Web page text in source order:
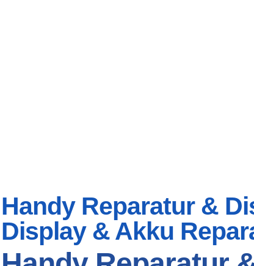
Handy Reparatur &
Display & Akku